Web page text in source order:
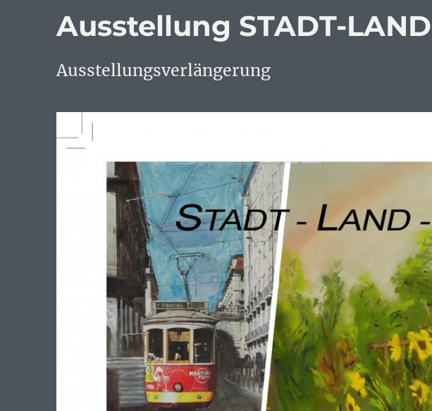
Ausstellung STADT-
Ausstellungsverlängerung